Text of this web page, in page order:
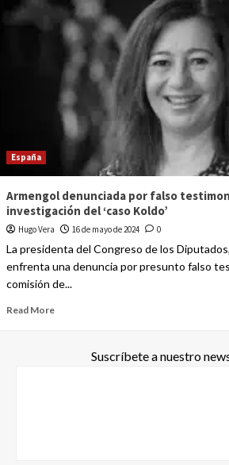
España
Armengol denunciada por falso
investigación del ‘caso Koldo’
Hugo Vera 16 de mayo de 2024 0
La presidenta del Congreso de los
enfrenta una denuncia por presunto falso
comisión de...
Read More
Suscríbete a nuestro